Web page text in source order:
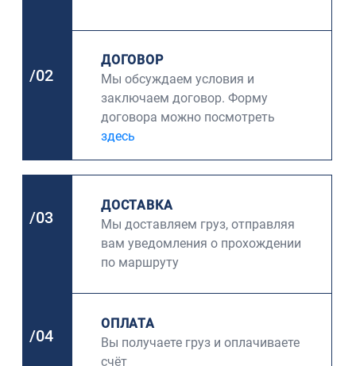
/02
ДОГОВОР
Мы обсуждаем условия и
заключаем договор. Форму
договора можно посмотреть
здесь
/03
ДОСТАВКА
Мы доставляем груз, отправляя
вам уведомления о прохождении
по маршруту
/04
ОПЛАТА
Вы получаете груз и оплачиваете
счёт